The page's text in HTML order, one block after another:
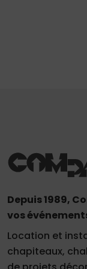
Depuis 1989,
vos
Location et
chapiteaux,